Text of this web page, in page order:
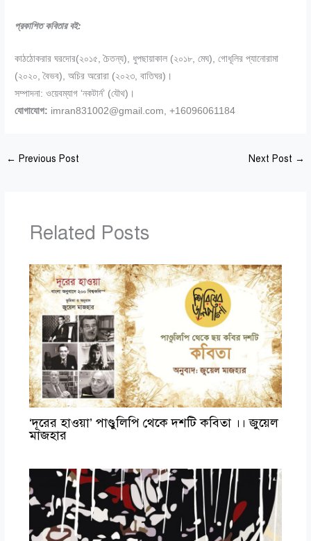
প্রকাশিত কবিতার বই:
কাঠঠোকরার ঘরদোর(২০১৫, চৈতন্য), ধুপছায়াকাল (২০১৮, মেঘ), গোধূলির প্যানোরামা
(২০২০, বৈভব), অচির অরোরা (২০২৩, বাতিঘর)।
সম্পাদনা: ওয়েবম্যাগ ‘নকটার্ন’ (যৌথ)।
যোগাযোগ: imran831002@gmail.com, +16096061184
← Previous Post Next Post →
Related Posts
‘দূরের হাওয়া’ পাণ্ডুলিপি থেকে দশটি কবিতা ।। জুয়েল
মাজহার